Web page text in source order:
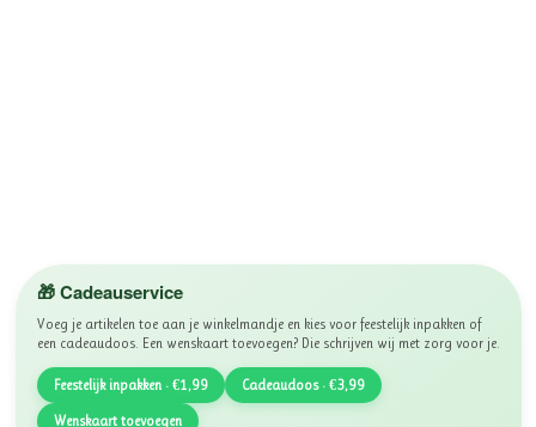
🎁 Cadeauservice
Voeg je artikelen toe aan je winkelmandje en kies voor feestelijk inpakken of
een cadeaudoos. Een wenskaart toevoegen? Die schrijven wij met zorg voor je.
Feestelijk inpakken · €1,99 Cadeaudoos · €3,99
Wenskaart toevoegen